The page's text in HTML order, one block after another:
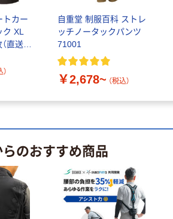
トカー
XL
直送
）
自重堂 制服百科 ストレ
ッチノータックパンツ
71001
￥2,678~ （税込）
のおすすめ商品